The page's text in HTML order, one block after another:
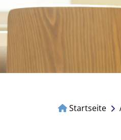
Startseite